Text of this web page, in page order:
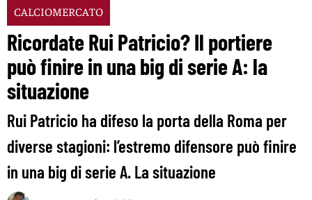
CALCIOMERCATO
Ricordate Rui Patricio? Il portiere
può finire in una big di serie A: la
situazione
Rui Patricio ha difeso la porta della Roma per
diverse stagioni: l’estremo difensore può finire
in una big di serie A. La situazione